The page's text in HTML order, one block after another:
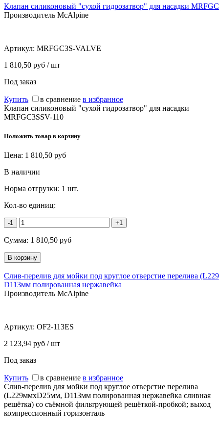
Клапан силиконовый "сухой гидрозатвор" для насадки
Производитель McAlpine
Артикул: MRFGC3S-VALVE
1 810,50 руб / шт
Под заказ
Купить в сравнение в избранное
Клапан силиконовый "сухой гидрозатвор" для насадки
MRFGC3SSV-110
Положить товар в корзину
Цена: 1 810,50 руб
В наличии
Норма отгрузки: 1 шт.
Кол-во единиц:
-1 +1
Сумма: 1 810,50 руб
Слив-перелив для мойки под круглое отверстие перелива
D113мм полированная нержавейка
Производитель McAlpine
Артикул: OF2-113ES
2 123,94 руб / шт
Под заказ
Купить в сравнение в избранное
Слив-перелив для мойки под круглое отверстие перелива
(L229ммхD25мм, D113мм полированная нержавейка сливная
решётка) со съёмной фильтрующей решёткой-пробкой; выход
компрессионный горизонталь